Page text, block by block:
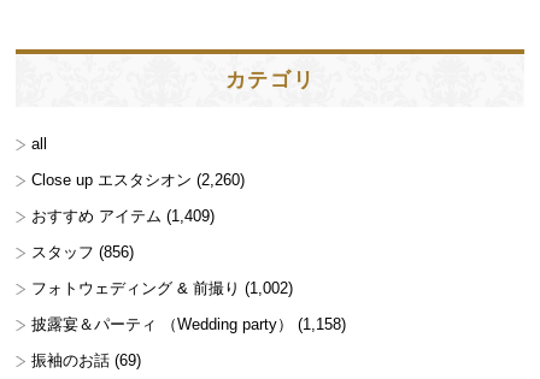
カテゴリ
all
Close up エスタシオン (2,260)
おすすめ アイテム (1,409)
スタッフ (856)
フォトウェディング & 前撮り (1,002)
披露宴＆パーティ （Wedding party）
(1,158)
振袖のお話 (69)